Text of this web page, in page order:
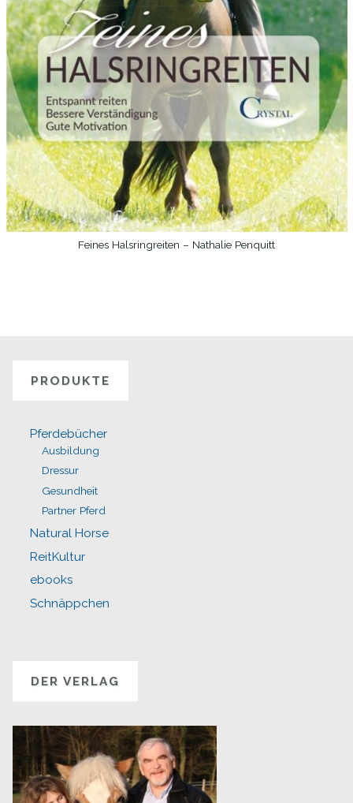
WEITERLESEN
Feines Halsringreiten – Nathalie Penquitt
PRODUKTE
Pferdebücher
Ausbildung
Dressur
Gesundheit
Partner Pferd
Natural Horse
ReitKultur
ebooks
Schnäppchen
DER VERLAG